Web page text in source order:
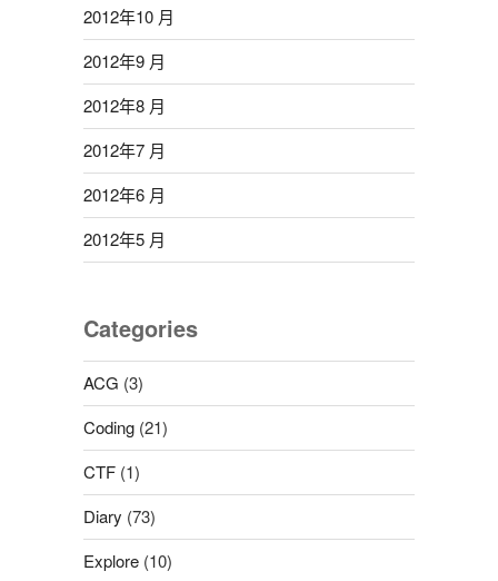
2012年10 月
2012年9 月
2012年8 月
2012年7 月
2012年6 月
2012年5 月
Categories
ACG (3)
Coding(21)
CTF(1)
Diary (73)
Explore(10)